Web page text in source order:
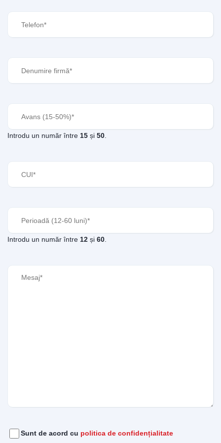
firmă(Required)
Introdu un număr între 15 și 50
Introdu un număr între 12 și 60
Acord(Required)
Sunt de acord cu politica de confidențialitate